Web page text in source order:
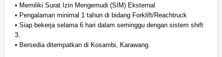
• Memiliki Surat Izin Mengemudi (SIM) Eksternal
• Pengalaman minimal 1 tahun di bidang Forklift/Reachtruck
• Siap bekerja selama 6 hari dalam seminggu dengan sistem shift
3.
• Bersedia ditempatkan di Kosambi, Karawang.